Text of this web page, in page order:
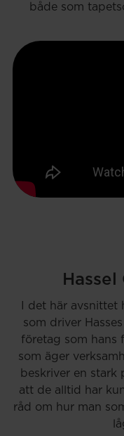
både som
I det här avsnittet
som driver
företag som hans
som äger
beskriver en stark
att de alltid har
råd om hur man